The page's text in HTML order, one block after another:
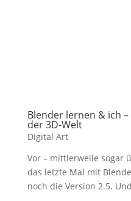
Blender lernen & ich
der 3D-Welt
Digital Art
Vor – mittlerweile sogar
das letzte Mal mit
noch die Version 2.5.